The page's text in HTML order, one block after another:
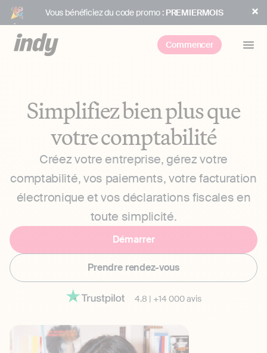
Vous bénéficiez du code promo : PREMIERMOIS
Commencer
Simplifiez bien plus que
votre comptabilité
Créez votre entreprise, gérez votre
comptabilité, vos paiements, votre facturation
électronique et vos déclarations fiscales en
toute simplicité.
Démarrer
Prendre rendez-vous
4.8 | +14 000 avis